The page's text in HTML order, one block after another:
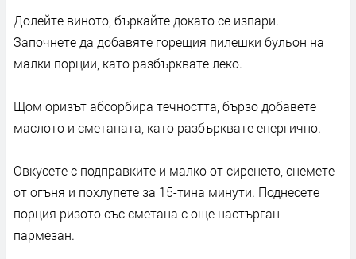
Долейте виното, бъркайте докато се изпари.
Започнете да добавяте горещия пилешки бульон на
малки порции, като разбърквате леко.
Щом оризът абсорбира течността, бързо добавете
маслото и сметаната, като разбърквате енергично.
Овкусете с подправките и малко от сиренето, снемете
от огъня и похлупете за 15-тина минути. Поднесете
порция ризото със сметана с още настърган
пармезан.